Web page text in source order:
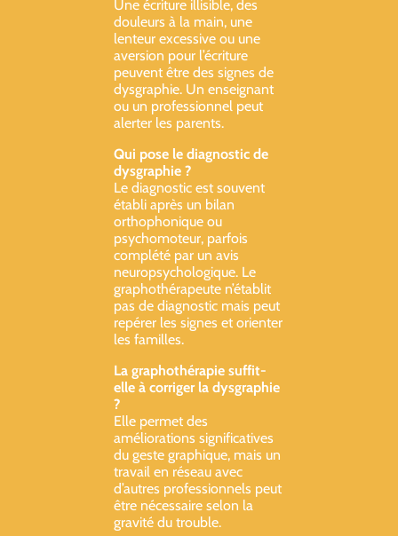
Une écriture illisible, des
douleurs à la main, une
lenteur excessive ou une
aversion pour l’écriture
peuvent être des signes de
dysgraphie. Un enseignant
ou un professionnel peut
alerter les parents.
Qui pose le diagnostic de
dysgraphie ?
Le diagnostic est souvent
établi après un bilan
orthophonique ou
psychomoteur, parfois
complété par un avis
neuropsychologique. Le
graphothérapeute n’établit
pas de diagnostic mais peut
repérer les signes et orienter
les familles.
La graphothérapie suffit-
elle à corriger la dysgraphie
?
Elle permet des
améliorations significatives
du geste graphique, mais un
travail en réseau avec
d’autres professionnels peut
être nécessaire selon la
gravité du trouble.